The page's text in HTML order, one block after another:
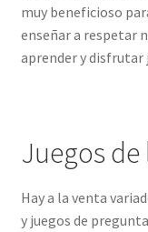
muy beneficioso
enseñar a respetar
aprender y disfrutar
Juegos
Hay a la venta
y juegos de